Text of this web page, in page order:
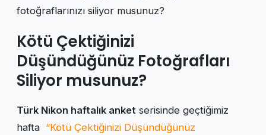
fotoğraflarınızı siliyor musunuz?
Kötü Çektiğinizi
Düşündüğünüz Fotoğrafları
Siliyor musunuz?
Türk Nikon haftalık anket serisinde geçtiğimiz
hafta “Kötü Çektiğinizi Düşündüğünüz